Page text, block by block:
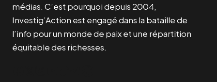
médias. C’est pourquoi depuis 2004,
Investig’Action est engagé dans la bataille de
l’info pour un monde de paix et une répartition
équitable des richesses.